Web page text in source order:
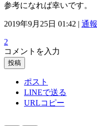
参考になれば幸いです。
2019年9月25日 01:42 | 通報
2
コメントを入力
投稿
ポスト
LINEで送る
URLコピー